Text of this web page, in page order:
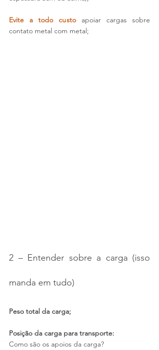
Evite a todo custo
apoiar cargas sobre
contato metal com metal;
2 – Entender sobre a carga (isso
manda em tudo)
Peso total da carga;
Posição da carga para transporte:
Como são os apoios da carga?